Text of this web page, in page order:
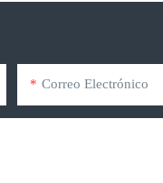
Correo Electrónico